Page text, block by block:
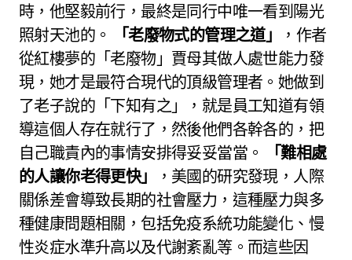
時，他堅毅前行，最終是同行中唯一看到陽光
照射天池的。
「老廢物式的管理之道」
，作者
從紅樓夢的「老廢物」賈母其做人處世能力發
現，她才是最符合現代的頂級管理者。她做到
了老子說的「下知有之」，就是員工知道有領
導這個人存在就行了，然後他們各幹各的，把
自己職責內的事情安排得妥妥當當。
「難相處
的人讓你老得更快」
，美國的研究發現，人際
關係差會導致長期的社會壓力，這種壓力與多
種健康問題相關，包括免疫系統功能變化、慢
性炎症水準升高以及代謝紊亂等。而這些因